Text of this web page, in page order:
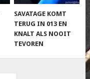
SAVATAGE KOMT
TERUG IN 013 EN
KNALT ALS NOOIT
TEVOREN